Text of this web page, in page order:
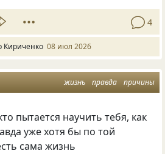
4
Кириченко 08 июл 2026
жизнь правда причины
пытается научить тебя, как
уже хотя бы по той
сама жизнь